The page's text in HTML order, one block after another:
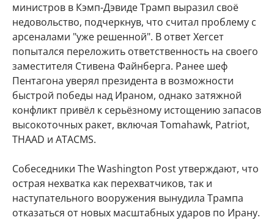
министров в Кэмп-Дэвиде Трамп выразил своё
недовольство, подчеркнув, что считал проблему с
арсеналами "уже решенной". В ответ Хегсет
попытался переложить ответственность на своего
заместителя Стивена Файнберга. Ранее шеф
Пентагона уверял президента в возможности
быстрой победы над Ираном, однако затяжной
конфликт привёл к серьёзному истощению запасов
высокоточных ракет, включая Tomahawk, Patriot,
THAAD и ATACMS.
Собеседники The Washington Post утверждают, что
острая нехватка как перехватчиков, так и
наступательного вооружения вынудила Трампа
отказаться от новых масштабных ударов по Ирану.